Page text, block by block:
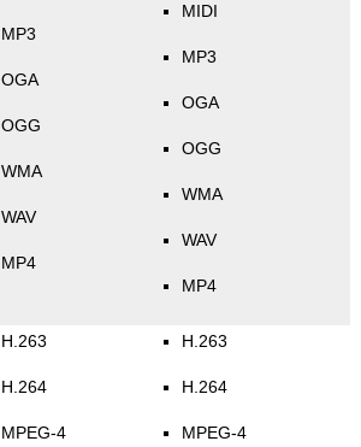
MP3
OGA
OGG
WMA
WAV
MP4
MIDI
MP3
OGA
OGG
WMA
WAV
MP4
H.263
H.264
MPEG-4
H.263
H.264
MPEG-4